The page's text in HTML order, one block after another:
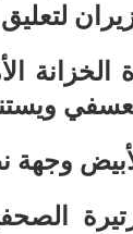
لتعليق حد
الخزانة
وجهة